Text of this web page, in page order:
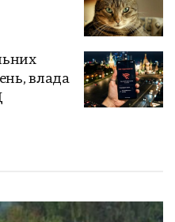
влада